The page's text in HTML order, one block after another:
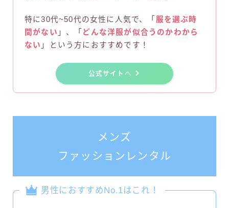
特に30代~50代の女性に人気で、「 服を選ぶ時
間がない 」、「 どんな洋服が似合うのかわから
ない 」という方におすすめです！
公式サイト へ
メンズ
ファッションレンタル
男性におすすめNo.1はこれ！